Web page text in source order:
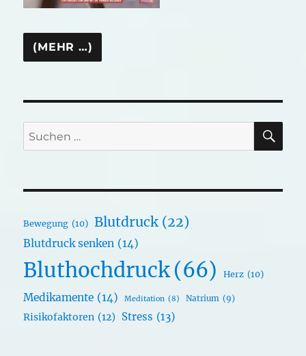
Suchen
nach:
Bewegung (10) Blutdruck (22)
Blutdruck senken (14)
Bluthochdruck(66) Herz (10)
Medikamente (14) Meditation (8) Natrium (9)
Risikofaktoren (12) Stress (13)